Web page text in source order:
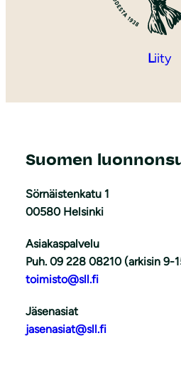
Liity
Suomen
Sörnäistenkatu 1
00580 Helsinki
Asiakaspalvelu
Puh. 09 228 08210 (arkisin 9-
toimisto@sll.fi
Jäsenasiat
jasenasiat@sll.fi